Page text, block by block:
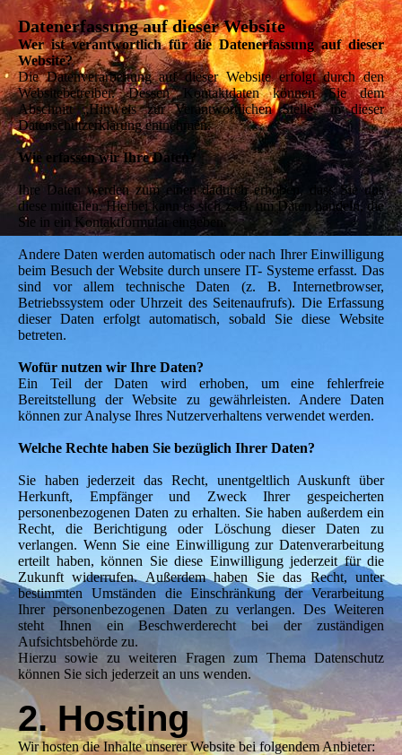
Datenerfassung auf dieser Website
Wer ist verantwortlich für die Datenerfassung auf dieser
Website?
Die Datenverarbeitung auf dieser Website erfolgt durch den
Websitebetreiber. Dessen Kontaktdaten können Sie dem
Abschnitt „Hinweis zur Verantwortlichen Stelle“ in dieser
Datenschutzerklärung entnehmen.
Wie erfassen wir Ihre Daten?
Ihre Daten werden zum einen dadurch erhoben, dass Sie uns
diese mitteilen. Hierbei kann es sich z. B. um Daten handeln, die
Sie in ein Kontaktformular eingeben.
Andere Daten werden automatisch oder nach Ihrer Einwilligung
beim Besuch der Website durch unsere IT- Systeme erfasst. Das
sind vor allem technische Daten (z. B. Internetbrowser,
Betriebssystem oder Uhrzeit des Seitenaufrufs). Die Erfassung
dieser Daten erfolgt automatisch, sobald Sie diese Website
betreten.
Wofür nutzen wir Ihre Daten?
Ein Teil der Daten wird erhoben, um eine fehlerfreie
Bereitstellung der Website zu gewährleisten. Andere Daten
können zur Analyse Ihres Nutzerverhaltens verwendet werden.
Welche Rechte haben Sie bezüglich Ihrer Daten?
Sie haben jederzeit das Recht, unentgeltlich Auskunft über
Herkunft, Empfänger und Zweck Ihrer gespeicherten
personenbezogenen Daten zu erhalten. Sie haben außerdem ein
Recht, die Berichtigung oder Löschung dieser Daten zu
verlangen. Wenn Sie eine Einwilligung zur Datenverarbeitung
erteilt haben, können Sie diese Einwilligung jederzeit für die
Zukunft widerrufen. Außerdem haben Sie das Recht, unter
bestimmten Umständen die Einschränkung der Verarbeitung
Ihrer personenbezogenen Daten zu verlangen. Des Weiteren
steht Ihnen ein Beschwerderecht bei der zuständigen
Aufsichtsbehörde zu.
Hierzu sowie zu weiteren Fragen zum Thema Datenschutz
können Sie sich jederzeit an uns wenden.
2. Hosting
Wir hosten die Inhalte unserer Website bei folgendem Anbieter: